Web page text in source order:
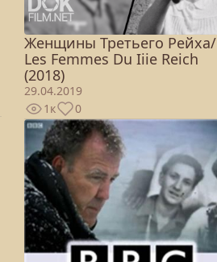
Женщины Третьего Рейха/
Les Femmes Du Iiie Reich
(2018)
29.04.2019
1к
0